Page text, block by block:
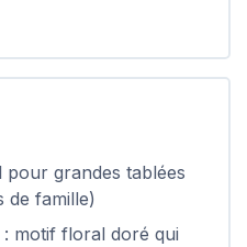
pour grandes tablées
de famille)
motif floral doré qui